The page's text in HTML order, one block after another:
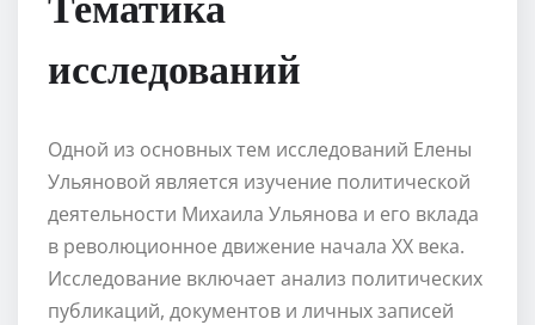
исследований
Одной из основных тем исследований Елены
Ульяновой является изучение политической
деятельности Михаила Ульянова и его вклада
в революционное движение начала XX века.
Исследование включает анализ политических
публикаций, документов и личных записей